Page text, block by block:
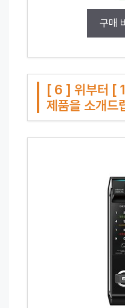
구매
[ 6 ] 위부터 [
제품을 소개드